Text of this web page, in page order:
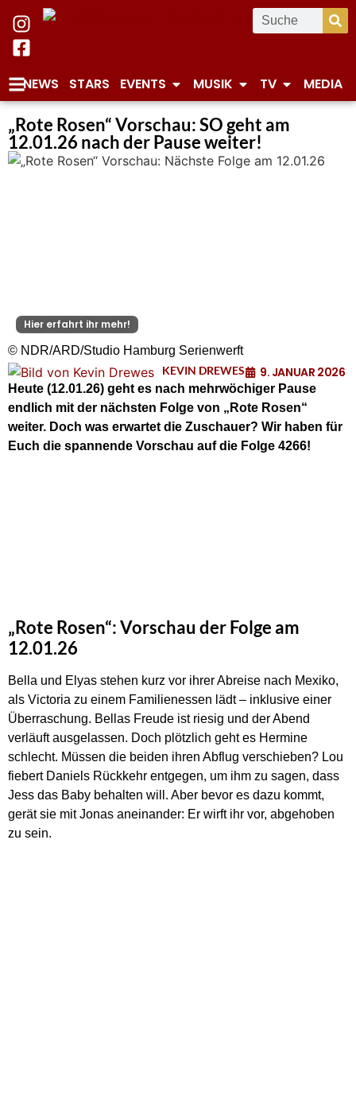
NEWS STARS EVENTS MUSIK TV MEDIA
„Rote Rosen“ Vorschau: SO geht am
12.01.26 nach der Pause weiter!
Hier erfahrt ihr mehr!
© NDR/ARD/Studio Hamburg Serienwerft
KEVIN DREWES
9. JANUAR 2026
Heute (12.01.26) geht es nach mehrwöchiger Pause
endlich mit der nächsten Folge von „Rote Rosen“
weiter. Doch was erwartet die Zuschauer? Wir haben für
Euch die spannende Vorschau auf die Folge 4266!
„Rote Rosen“: Vorschau der Folge am
12.01.26
Bella und Elyas stehen kurz vor ihrer Abreise nach Mexiko,
als Victoria zu einem Familienessen lädt – inklusive einer
Überraschung. Bellas Freude ist riesig und der Abend
verläuft ausgelassen. Doch plötzlich geht es Hermine
schlecht. Müssen die beiden ihren Abflug verschieben? Lou
fiebert Daniels Rückkehr entgegen, um ihm zu sagen, dass
Jess das Baby behalten will. Aber bevor es dazu kommt,
gerät sie mit Jonas aneinander: Er wirft ihr vor, abgehoben
zu sein.